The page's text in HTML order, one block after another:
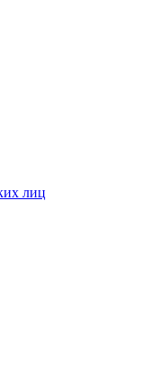
лиц